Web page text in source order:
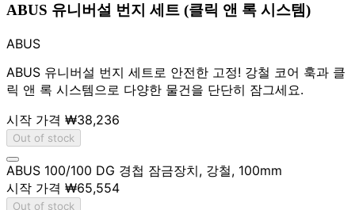
ABUS 유니버설 번지 세트 (클릭 앤 록 시스템)
ABUS
ABUS 유니버설 번지 세트로 안전한 고정! 강철 코어 훅과 클
릭 앤 록 시스템으로 다양한 물건을 단단히 잠그세요.
시작 가격 ₩38,236
Out of stock
ABUS 100/100 DG 경첩 잠금장치, 강철, 100mm
시작 가격 ₩65,554
Out of stock